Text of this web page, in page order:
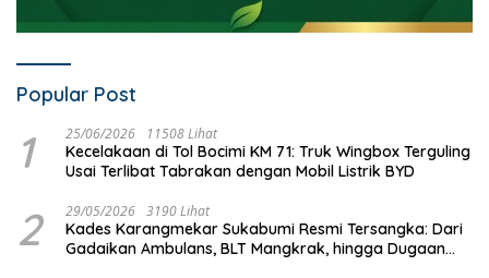
Popular Post
1 25/06/2026 11508 Lihat
Kecelakaan di Tol Bocimi KM 71: Truk Wingbox Terguling
Usai Terlibat Tabrakan dengan Mobil Listrik BYD
2 29/05/2026 3190 Lihat
Kades Karangmekar Sukabumi Resmi Tersangka: Dari
Gadaikan Ambulans, BLT Mangkrak, hingga Dugaan